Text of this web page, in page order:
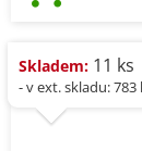
Skladem: 11 ks
- v ext. skladu: 783